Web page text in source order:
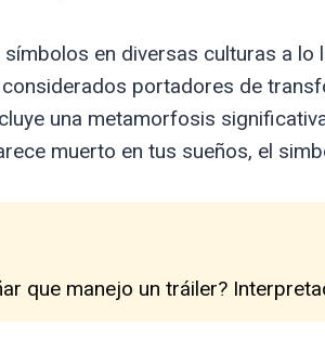
en diversas culturas a lo
portadores de
una metamorfosis
muerto en tus sueños, el
que manejo un tráiler?